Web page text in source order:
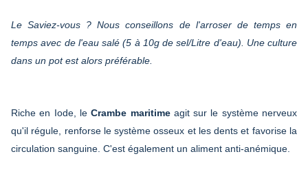
Le Saviez-vous ? Nous conseillons de l'arroser de temps en
temps avec de l'eau salé (5 à 10g de sel/Litre d'eau). Une culture
dans un pot est alors préférable.
Riche en Iode, leCrambe maritimeagit sur le système nerveux
qu'il régule, renforse le système osseux et les dents et favorise la
circulation sanguine. C'est également un aliment anti-anémique.